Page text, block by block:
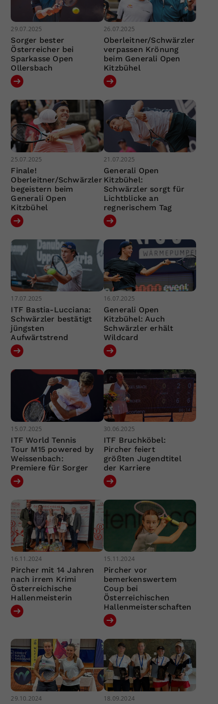
29.07.2025
Sorger bester
Österreicher bei
Sparkasse Open
Ollersbach
26.07.2025
Oberleitner/Schwärzler
verpassen Krönung
beim Generali Open
Kitzbühel
25.07.2025
Finale!
Oberleitner/Schwärzler
begeistern beim
Generali Open
Kitzbühel
21.07.2025
Generali Open
Kitzbühel:
Schwärzler sorgt für
Lichtblicke an
regnerischem Tag
17.07.2025
ITF Bastia-Lucciana:
Schwärzler bestätigt
jüngsten
Aufwärtstrend
16.07.2025
Generali Open
Kitzbühel: Auch
Schwärzler erhält
Wildcard
15.07.2025
ITF World Tennis
Tour M15 powered by
Weissenbach:
Premiere für Sorger
30.06.2025
ITF Bruchköbel:
Pircher feiert
größten Jugendtitel
der Karriere
16.11.2024
Pircher mit 14 Jahren
nach irrem Krimi
Österreichische
Hallenmeisterin
15.11.2024
Pircher vor
bemerkenswertem
Coup bei
Österreichischen
Hallenmeisterschaften
29.10.2024 18.09.2024